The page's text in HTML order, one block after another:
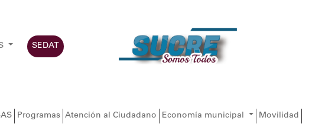
SEDAT
Programas Atención al Ciudadano Economía municipal
Movilidad